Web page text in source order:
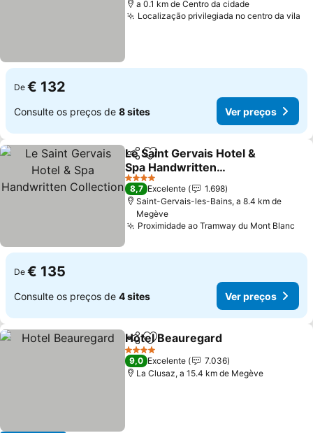
a 0.1 km de Centro da cidade
Localização privilegiada no centro da vila
De € 132
Consulte os preços de 8 sites Ver preços
PartilharAdicionar aos favoritos
Le Saint Gervais Hotel &
Spa Handwritten
Collection
4 Estrelas
8,7 Excelente
1.698
Saint-Gervais-les-Bains, a 8.4 km de
Megève
Proximidade ao Tramway du Mont Blanc
De € 135
Consulte os preços de 4 sites Ver preços
PartilharAdicionar aos favoritos
Hotel Beauregard
4 Estrelas
9,0 Excelente
7.036
La Clusaz, a 15.4 km de Megève